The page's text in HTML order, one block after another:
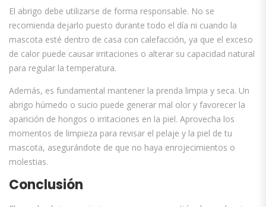
El abrigo debe utilizarse de forma responsable. No se
recomienda dejarlo puesto durante todo el día ni cuando la
mascota esté dentro de casa con calefacción, ya que el exceso
de calor puede causar irritaciones o alterar su capacidad natural
para regular la temperatura.
Además, es fundamental mantener la prenda limpia y seca. Un
abrigo húmedo o sucio puede generar mal olor y favorecer la
aparición de hongos o irritaciones en la piel. Aprovecha los
momentos de limpieza para revisar el pelaje y la piel de tu
mascota, asegurándote de que no haya enrojecimientos o
molestias.
Conclusión